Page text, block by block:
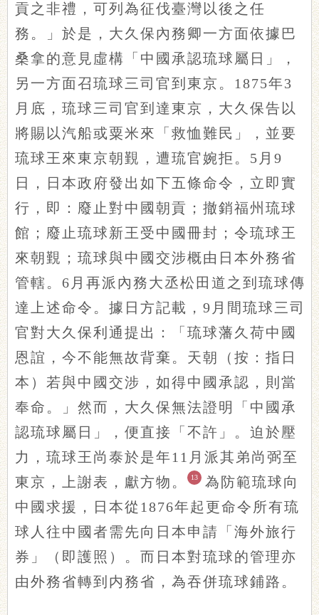
貢之非禮，可列為征伐臺灣以後之任
務。」於是，大久保內務卿一方面依據巴
桑拿的意見虛構「中國承認琉球屬日」，
另一方面召琉球三司官到東京。1875年3
月底，琉球三司官到達東京，大久保告以
將賜以汽船或粟米來「救恤難民」，並要
琉球王來東京朝覲，遭琉官婉拒。5月9
日，日本政府發出如下五條命令，立即實
行，即：廢止對中國朝貢；撤銷福州琉球
館；廢止琉球新王受中國冊封；令琉球王
來朝覲；琉球與中國交涉概由日本外務省
管轄。6月再派內務大丞松田道之到琉球傳
達上述命令。據日方記載，9月間琉球三司
官對大久保利通提出：「琉球藩久荷中國
恩誼，今不能無故背棄。天朝（按：指日
本）若與中國交涉，如得中國承認，則當
奉命。」然而，大久保無法證明「中國承
認琉球屬日」，便直接「不許」。迫於壓
力，琉球王尚泰於是年11月派其弟尚弼至
東京，上謝表，獻方物。
13
為防範琉球向
中國求援，日本從1876年起更命令所有琉
球人往中國者需先向日本申請「海外旅行
券」（即護照）。而日本對琉球的管理亦
由外務省轉到内務省，為吞併琉球鋪路。